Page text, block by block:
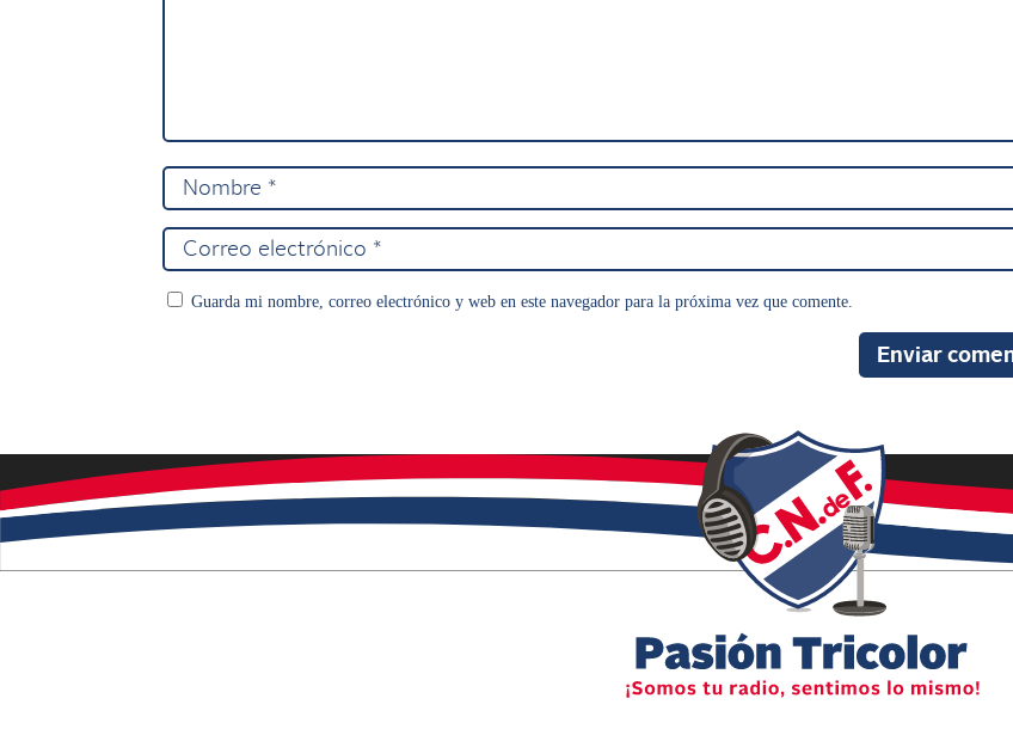
Guarda mi nombre, correo electrónico y web en este navegador para la próxima vez que comente.